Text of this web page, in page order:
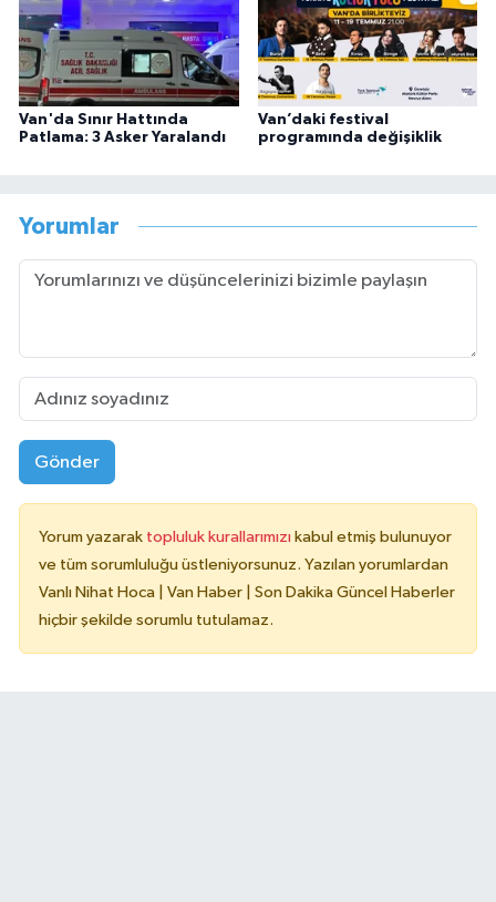
Van'da Sınır Hattında
Patlama: 3 Asker Yaralandı
Van’daki festival
programında değişiklik
Yorumlar
Gönder
Yorum yazarak topluluk kurallarımızı kabul etmiş bulunuyor
ve tüm sorumluluğu üstleniyorsunuz. Yazılan yorumlardan
Vanlı Nihat Hoca | Van Haber | Son Dakika Güncel Haberler
hiçbir şekilde sorumlu tutulamaz.